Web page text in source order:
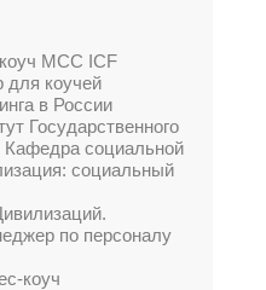
MCC ICF
для коучей
в России
Государственного
Кафедра социальной
социальный
по персоналу
коуч